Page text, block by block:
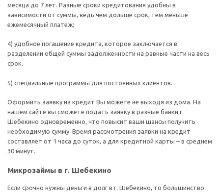
месяца до 7 лет. Разные сроки кредитования удобны в
зависимости от суммы, ведь чем дольше срок, тем меньше
ежемесячный платеж;
4) удобное погашение кредита, которое заключается в
разделении общей суммы задолженности на равные части на весь
срок.
5) специальные программы для постоянных клиентов.
Оформить заявку на кредит Вы можете не выходя из дома. На
нашем сайте вы сможете подать заявку в разные банки г.
Шебекино одновременно, что повысит ваши шансы получить
необходимую сумму. Время рассмотрения заявки на кредит
составляет от 1 часа до суток, а для кредитной карты – в среднем
30 минут.
Микрозаймы в г. Шебекино
Если срочно нужны деньги в долг в г. Шебекино, то большинство